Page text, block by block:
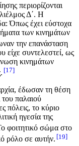
περιορίζονται
Δ΄. Η
Όπως έχει εύστοχα
των κινημάτων
την επανάσταση
είχε συντελεστεί, ως
κινημάτων
17
έδωσαν τη θέση
του παλαιού
πόλεις, το κύριο
ηγεσία της
φοιτητικό σώμα στο
ρόλο σε αυτήν. 19